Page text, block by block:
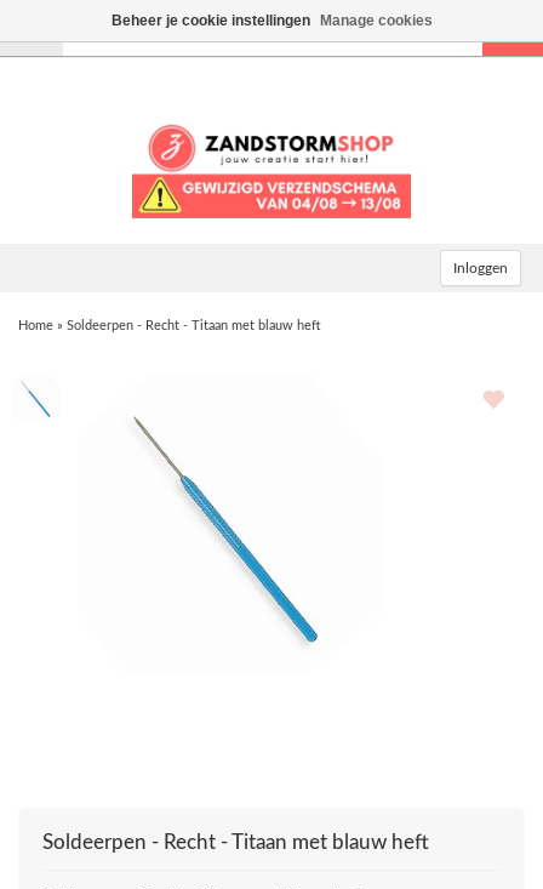
Inloggen
Home » Soldeerpen - Recht - Titaan met blauw heft
Soldeerpen - Recht - Titaan met blauw heft
Beheer je cookie instellingen Manage cookies